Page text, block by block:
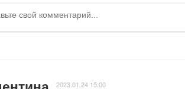
2023.01.24 15:00